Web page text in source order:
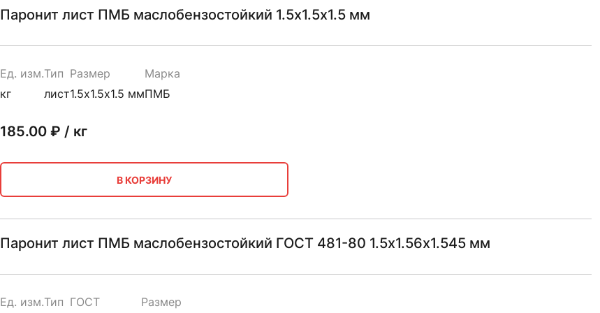
Паронит лист ПМБ маслобензостойкий 1.5х1.5х1.5 мм
Ед. изм.
кг
Тип
лист
Размер
1.5х1.5х1.5 мм
Марка
ПМБ
185.00₽ / кг
В КОРЗИНУ
Паронит лист ПМБ маслобензостойкий ГОСТ 481-80 1.5х1.56х1.545 мм
Ед. изм.Тип ГОСТ
Размер